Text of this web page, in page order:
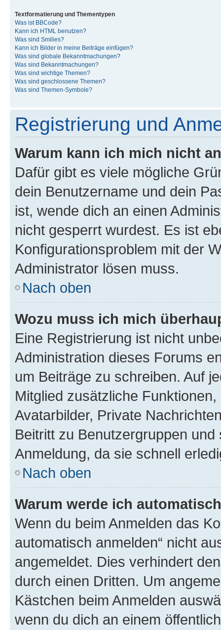
Textformatierung und Thementypen
Was ist BBCode?
Kann ich HTML benutzen?
Was sind Smilies?
Kann ich Bilder in meine Beiträge einfügen?
Was sind globale Bekanntmachungen?
Was sind Bekanntmachungen?
Was sind wichtige Themen?
Was sind geschlossene Themen?
Was sind Themen-Symbole?
Registrierung und
Warum kann ich mich nicht
Dafür gibt es viele mögliche
dein Benutzername und dein
ist, wende dich an einen
nicht gesperrt wurdest. Es ist
Konfigurationsproblem mit der
Administrator lösen muss.
Nach oben
Wozu muss ich mich
Eine Registrierung ist nicht
Administration dieses Forums
um Beiträge zu schreiben. Auf
Mitglied zusätzliche
Avatarbilder, Private
Beitritt zu Benutzergruppen
Anmeldung, da sie schnell
Nach oben
Warum werde ich
Wenn du beim Anmelden das
automatisch anmelden“ nicht
angemeldet. Dies verhindert
durch einen Dritten. Um
Kästchen beim Anmelden
wenn du dich an einem